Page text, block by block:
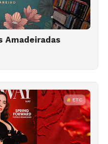
Amadeiradas
ETC